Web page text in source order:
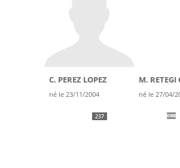
C. PEREZ LOPEZ
né le 23/11/2004
M. RETEGI
né le 27/04/
237